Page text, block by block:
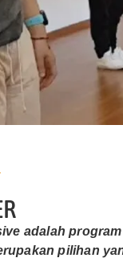
adalah
pilihan